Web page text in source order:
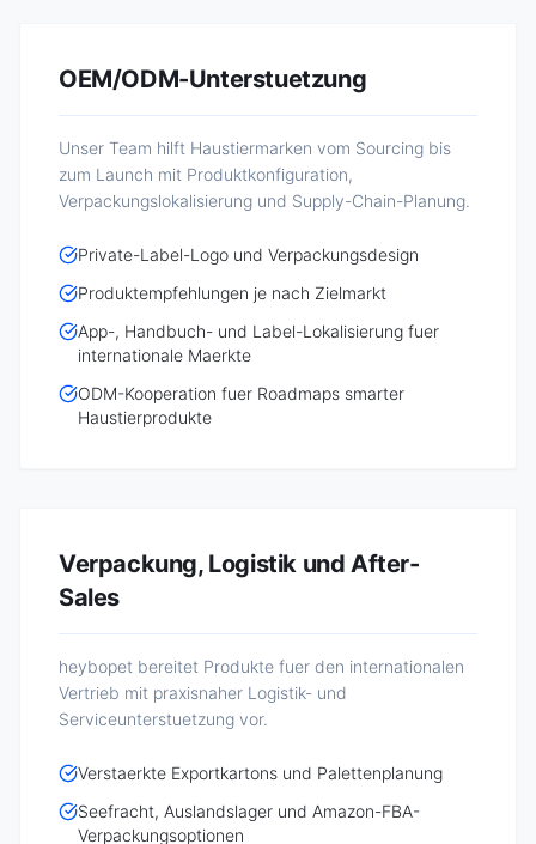
OEM/ODM-Unterstuetzung
Unser Team hilft Haustiermarken vom Sourcing bis
zum Launch mit Produktkonfiguration,
Verpackungslokalisierung und Supply-Chain-Planung.
Private-Label-Logo und Verpackungsdesign
Produktempfehlungen je nach Zielmarkt
App-, Handbuch- und Label-Lokalisierung fuer
internationale Maerkte
ODM-Kooperation fuer Roadmaps smarter
Haustierprodukte
Verpackung, Logistik und After-
Sales
heybopet bereitet Produkte fuer den internationalen
Vertrieb mit praxisnaher Logistik- und
Serviceunterstuetzung vor.
Verstaerkte Exportkartons und Palettenplanung
Seefracht, Auslandslager und Amazon-FBA-
Verpackungsoptionen